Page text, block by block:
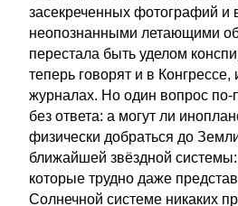
засекреченных фотографий и
неопознанными летающими
перестала быть уделом
теперь говорят и в Конгрессе,
журналах. Но один вопрос по-
без ответа: а могут ли
физически добраться до
ближайшей звёздной системы:
которые трудно даже
Солнечной системе никаких